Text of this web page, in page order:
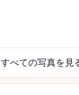
すべての写真を見